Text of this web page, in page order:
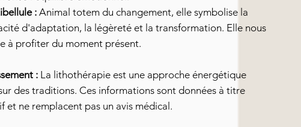
: Animal totem du changement, elle symbolise la
d'adaptation, la légèreté et la transformation. Elle nous
à profiter du moment présent.
: La lithothérapie est une approche énergétique
des traditions. Ces informations sont données à titre
et ne remplacent pas un avis médical.